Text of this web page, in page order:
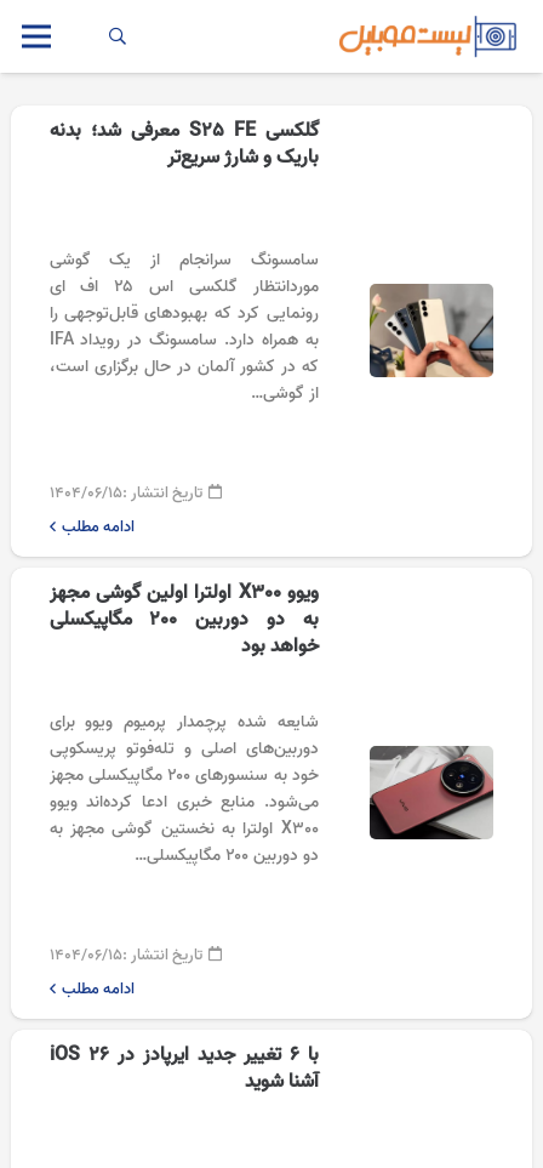
گلکسی S25 FE معرفی شد؛ بدنه
باریک و شارژ سریع‌تر
سامسونگ سرانجام از یک گوشی
موردانتظار گلکسی اس ۲۵ اف ای
رونمایی کرد که بهبودهای قابل‌توجهی را
به همراه دارد. سامسونگ در رویداد IFA
که در کشور آلمان در حال برگزاری است،
از گوشی…
تاریخ انتشار :۱۴۰۴/۰۶/۱۵
ادامه مطلب
ویوو X300 اولترا اولین گوشی مجهز
به دو دوربین 200 مگاپیکسلی
خواهد بود
شایعه شده پرچمدار پرمیوم ویوو برای
دوربین‌های اصلی و تله‌فوتو پریسکوپی
خود به سنسورهای ۲۰۰ مگاپیکسلی مجهز
می‌شود. منابع خبری ادعا کرده‌اند ویوو
X300 اولترا به نخستین گوشی مجهز به
دو دوربین ۲۰۰ مگاپیکسلی…
تاریخ انتشار :۱۴۰۴/۰۶/۱۵
ادامه مطلب
با ۶ تغییر جدید ایرپادز در iOS 26
آشنا شوید